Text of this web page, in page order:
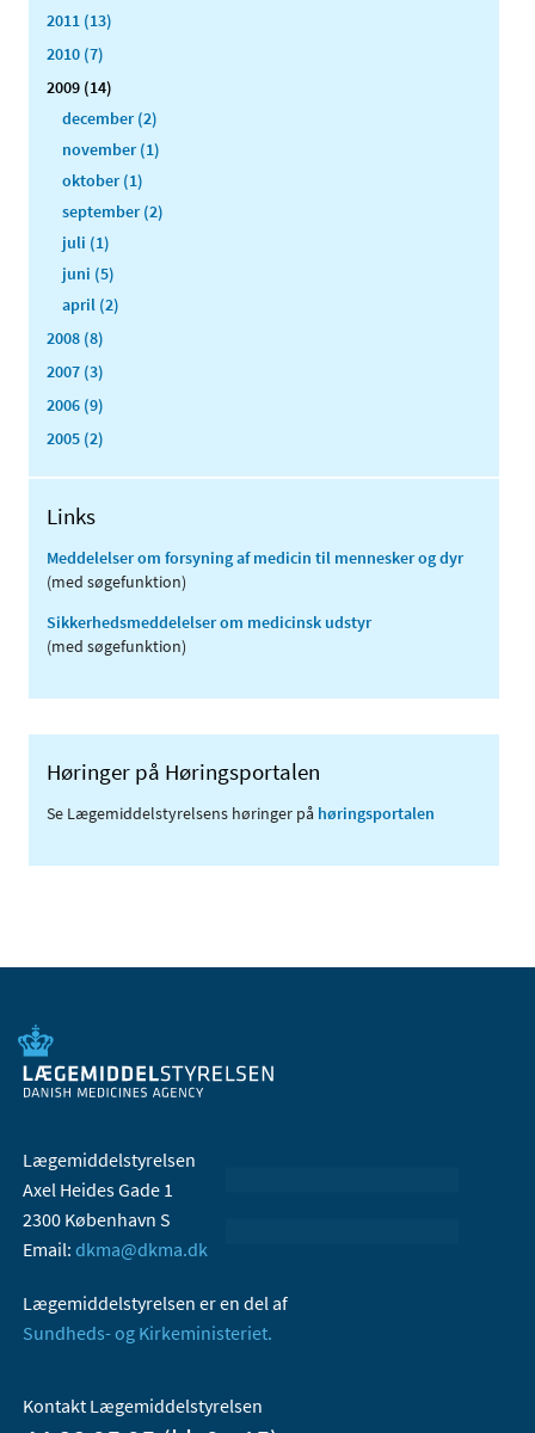
2011 (13)
2010 (7)
2009 (14)
december (2)
november (1)
oktober (1)
september (2)
juli (1)
juni (5)
april (2)
2008 (8)
2007 (3)
2006 (9)
2005 (2)
Links
Meddelelser om forsyning af medicin til mennesker og dyr
(med søgefunktion)
Sikkerhedsmeddelelser om medicinsk udstyr
(med søgefunktion)
Høringer på Høringsportalen
Se Lægemiddelstyrelsens høringer på høringsportalen
Lægemiddelstyrelsen
Axel Heides Gade 1
2300 København S
Email: dkma@dkma.dk
Lægemiddelstyrelsen er en del af
Sundheds- og Kirkeministeriet.
Kontakt Lægemiddelstyrelsen